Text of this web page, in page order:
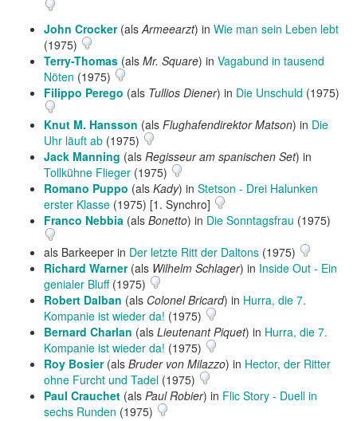
John Crocker(alsArmeearzt) in Wie man sein Leben lebt
(1975)
Terry-Thomas (als Mr. Square) in Vagabund in tausend
Nöten (1975)
Filippo Perego (als Tullios Diener) in Die Unschuld (1975)
Knut M. Hansson (als Flughafendirektor Matson) in Die
Uhr läuft ab (1975)
Jack Manning (als Regisseur am spanischen Set) in
Tollkühne Flieger (1975)
Romano Puppo (als Kady) in Stetson - Drei Halunken
erster Klasse (1975) [1. Synchro]
Franco Nebbia (als Bonetto) in Die Sonntagsfrau (1975)
als Barkeeper in Der letzte Ritt der Daltons (1975)
Richard Warner(als Wilhelm Schlager) in Inside Out - Ein
genialer Bluff(1975)
Robert Dalban (als Colonel Bricard) in Hurra, die 7.
Kompanie ist wieder da! (1975)
Bernard Charlan (als Lieutenant Piquet) in Hurra, die 7.
Kompanie ist wieder da! (1975)
Roy Bosier(als Bruder von Milazzo) in Hector, der Ritter
ohne Furcht und Tadel (1975)
Paul Crauchet (als Paul Robier) in Flic Story - Duell in
sechs Runden (1975)